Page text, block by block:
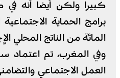
كبيرا ولكن أيضا أنه
المائة من الناتج المحلي
وفي المغرب، تم اعتماد
العمل الاجتماعي